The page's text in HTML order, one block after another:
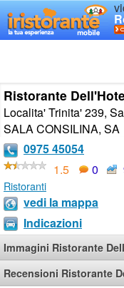
Ristorante
Localita' Trinita' 239,
SALA CONSILINA, SA
0975 45054
1.5
0
Ristoranti
vedi la mappa
Indicazioni
Immagini Ristorante
Recensioni Ristorante